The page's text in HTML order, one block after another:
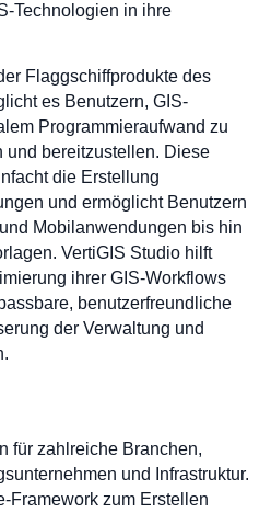
Technologien in ihre
Flaggschiffprodukte des
es Benutzern, GIS-
Programmieraufwand zu
und bereitzustellen. Diese
die Erstellung
und ermöglicht Benutzern
Mobilanwendungen bis hin
VertiGIS Studio hilft
ihrer GIS-Workflows
benutzerfreundliche
der Verwaltung und
für zahlreiche Branchen,
und Infrastruktur.
Framework zum Erstellen